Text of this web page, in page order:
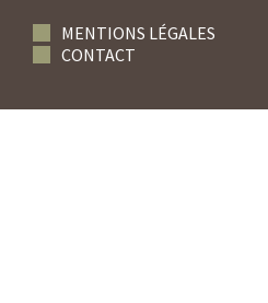
MENTIONS LÉGALES
CONTACT